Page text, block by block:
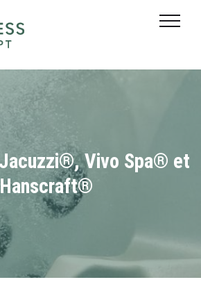
Vivo Spa® et
EXTÉRIEURS
PISCINES
CONTAINER
ACTUALITÉS